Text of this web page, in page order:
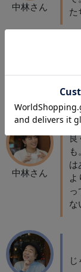
中林さん
た
あ
中林さん
今
良
は
よ
っ
な